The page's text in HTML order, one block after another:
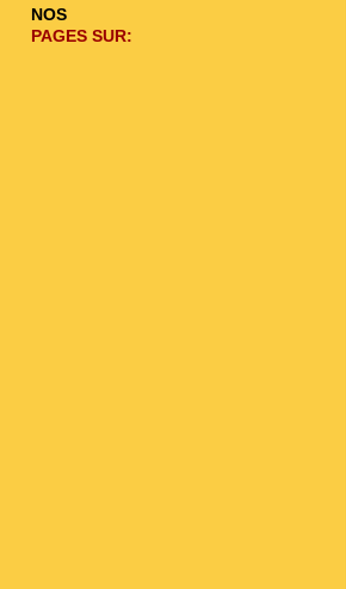
NOS
PAGES SUR: